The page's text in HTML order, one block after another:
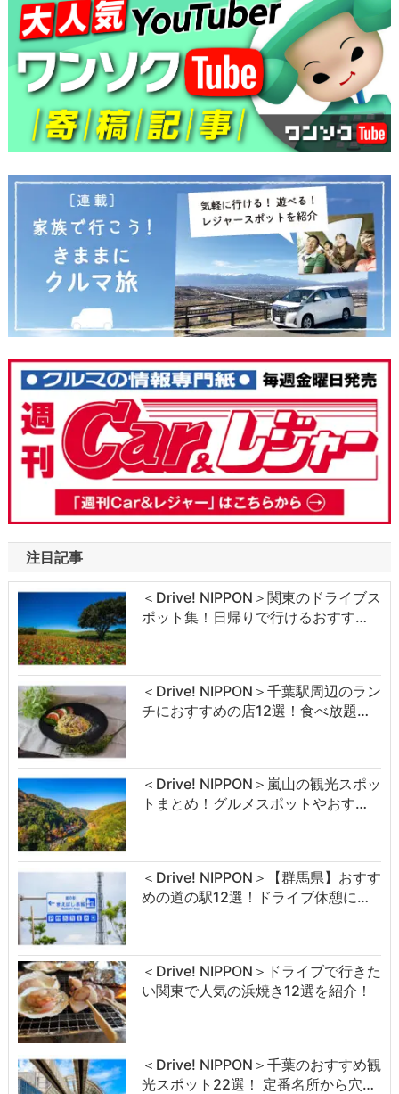
注目記事
＜Drive! NIPPON＞関東のドライブス
ポット集！日帰りで行けるおすす…
＜Drive! NIPPON＞千葉駅周辺のラン
チにおすすめの店12選！食べ放題…
＜Drive! NIPPON＞嵐山の観光スポッ
トまとめ！グルメスポットやおす…
＜Drive! NIPPON＞【群馬県】おすす
めの道の駅12選！ドライブ休憩に…
＜Drive! NIPPON＞ドライブで行きた
い関東で人気の浜焼き12選を紹介！
＜Drive! NIPPON＞千葉のおすすめ観
光スポット22選！ 定番名所から穴…